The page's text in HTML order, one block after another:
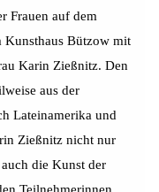
Frauen auf dem
Kunsthaus Bützow mit
Karin Zießnitz. Den
aus der
Lateinamerika und
Zießnitz nicht nur
die Kunst der